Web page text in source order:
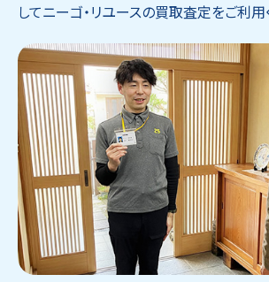
してニーゴ・リユースの買取査定をご利用